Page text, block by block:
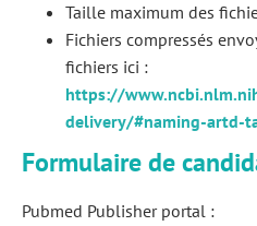
Taille maximum des
Fichiers compressés
fichiers ici :
https://
delivery/#naming-artd-
Formulaire de
Pubmed Publisher portal :